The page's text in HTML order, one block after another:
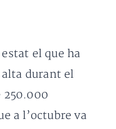
el que ha
durant el
250.000
a l’octubre va